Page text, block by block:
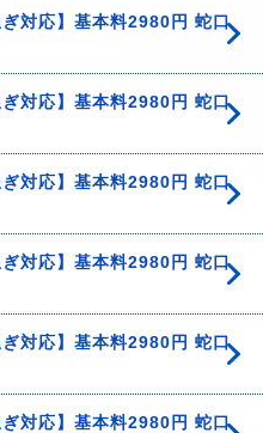
対応】基本料2980円 蛇口
対応】基本料2980円 蛇口
対応】基本料2980円 蛇口
対応】基本料2980円 蛇口
対応】基本料2980円 蛇口
対応】基本料2980円 蛇口